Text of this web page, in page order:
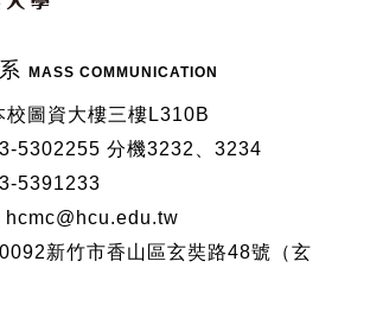
MASS COMMUNICATION
校圖資大樓三樓L310B
5302255 分機3232、3234
5391233
新竹市香山區玄奘路48號（玄